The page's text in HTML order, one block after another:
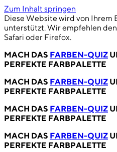
Zum Inhalt springen
Diese Website wird von Ihrem
unterstützt. Wir empfehlen
Safari oder Firefox.
MACH DAS FARBEN-QUIZ
PERFEKTE FARBPALETTE
MACH DAS FARBEN-QUIZ
PERFEKTE FARBPALETTE
MACH DAS FARBEN-QUIZ
PERFEKTE FARBPALETTE
MACH DAS FARBEN-QUIZ
PERFEKTE FARBPALETTE